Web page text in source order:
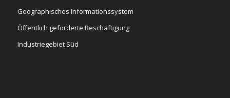
Geographisches Informationssystem
Öffentlich geförderte Beschäftigung
Industriegebiet Süd